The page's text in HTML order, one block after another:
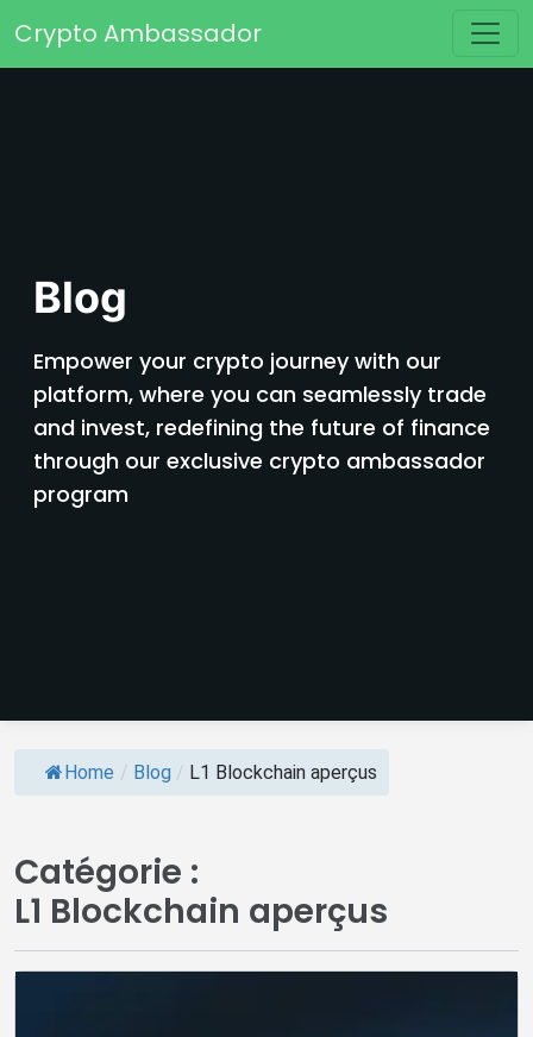
Navigation principale
Crypto Ambassador
Blog
Empower your crypto journey with our
platform, where you can seamlessly trade
and invest, redefining the future of finance
through our exclusive crypto ambassador
program
Home / Blog / L1 Blockchain aperçus
Catégorie :
L1 Blockchain aperçus